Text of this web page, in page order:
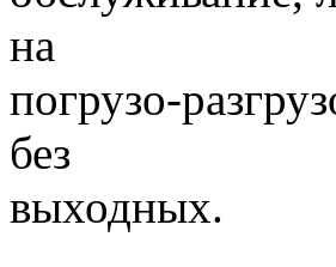
на
погрузо-
без
выходных.